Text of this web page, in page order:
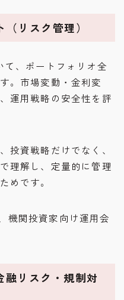
リスク管理）
て、ポートフォリオ全
。市場変動・金利変
運用戦略の安全性を評
投資戦略だけでなく、
理解し、定量的に管理
めです。
機関投資家向け運用会
リスク・規制対